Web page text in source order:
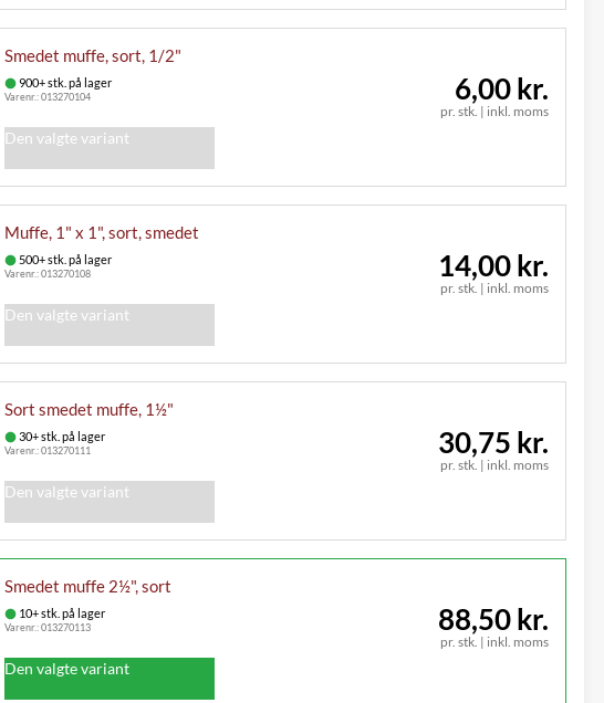
Smedet muffe, sort, 1/2"
900+ stk. på lager
Varenr.:013270104
pr. stk. | inkl. moms
6,00 kr.
Den valgte variant
Muffe, 1" x 1", sort, smedet
500+ stk. på lager
Varenr.:013270108
pr. stk. | inkl. moms
14,00 kr.
Den valgte variant
Sort smedet muffe, 1½"
30+ stk. på lager
Varenr.:013270111
pr. stk. | inkl. moms
30,75 kr.
Den valgte variant
Smedet muffe 2½", sort
10+ stk. på lager
Varenr.:013270113
pr. stk. | inkl. moms
88,50 kr.
Den valgte variant